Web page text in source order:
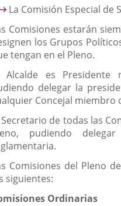
La Comisión Especial de
Comisiones estarán
los Grupos
tengan en el Pleno.
Alcalde es Presidente
delegar la
Concejal miembro
Secretario de todas las
pudiendo
Comisiones del Pleno
siguientes:
Ordinarias